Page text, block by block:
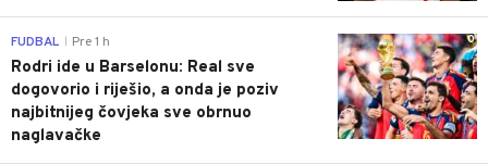
0
FUDBAL Pre 1 h
Rodri ide u Barselonu: Real sve
dogovorio i riješio, a onda je poziv
najbitnijeg čovjeka sve obrnuo
naglavačke